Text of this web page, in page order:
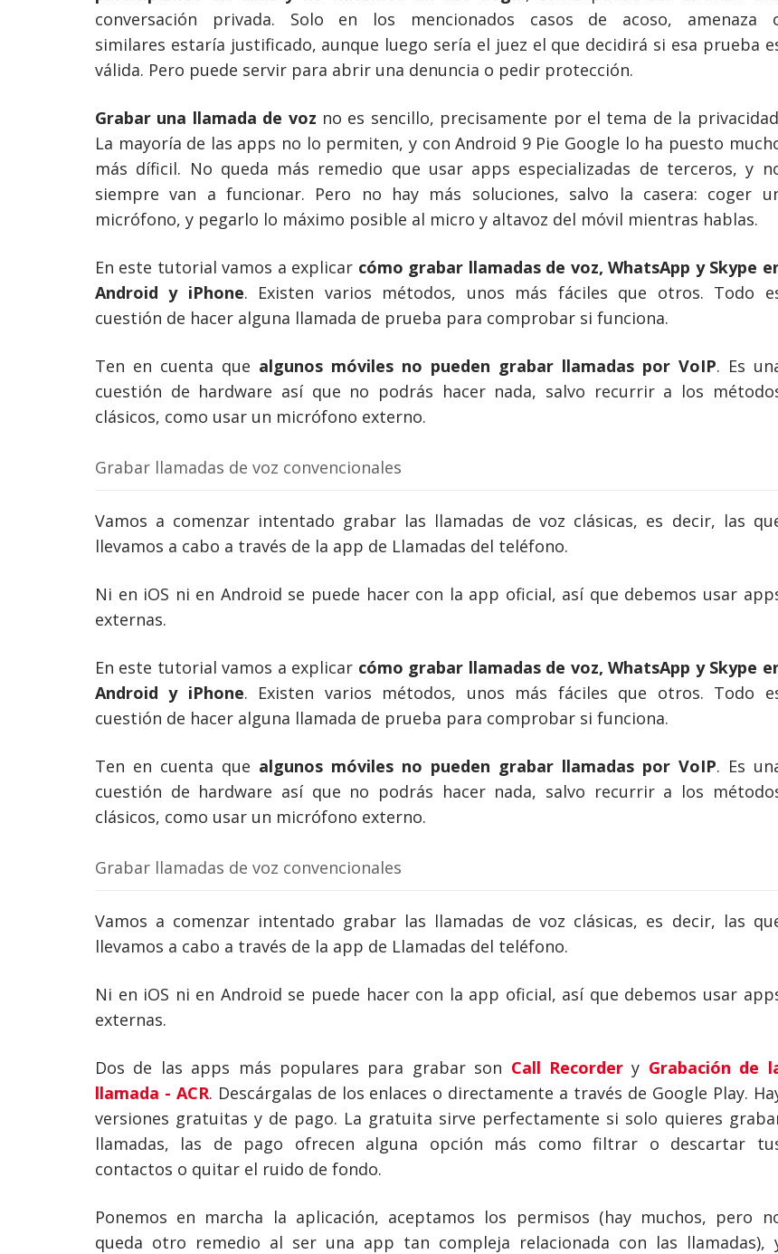
conversación privada. Solo en los mencionados casos de acoso, amenaza
similares estaría justificado, aunque luego sería el juez el que decidirá si esa prueba
válida. Pero puede servir para abrir una denuncia o pedir protección.
Grabar una llamada de voz no es sencillo, precisamente por el tema de la
La mayoría de las apps no lo permiten, y con Android 9 Pie Google lo ha puesto
más díficil. No queda más remedio que usar apps especializadas de terceros, y
siempre van a funcionar. Pero no hay más soluciones, salvo la casera: coger
micrófono, y pegarlo lo máximo posible al micro y altavoz del móvil mientras hablas.
En este tutorial vamos a explicar cómo grabar llamadas de voz, WhatsApp y Skype
Android y iPhone. Existen varios métodos, unos más fáciles que otros. Todo
cuestión de hacer alguna llamada de prueba para comprobar si funciona.
Ten en cuenta que algunos móviles no pueden grabar llamadas por VoIP. Es
cuestión de hardware así que no podrás hacer nada, salvo recurrir a los
clásicos, como usar un micrófono externo.
Grabar llamadas de voz convencionales
Vamos a comenzar intentado grabar las llamadas de voz clásicas, es decir, las
llevamos a cabo a través de la app de Llamadas del teléfono.
Ni en iOS ni en Android se puede hacer con la app oficial, así que debemos usar
externas.
En este tutorial vamos a explicar cómo grabar llamadas de voz, WhatsApp y Skype
Android y iPhone. Existen varios métodos, unos más fáciles que otros. Todo
cuestión de hacer alguna llamada de prueba para comprobar si funciona.
Ten en cuenta que algunos móviles no pueden grabar llamadas por VoIP. Es
cuestión de hardware así que no podrás hacer nada, salvo recurrir a los
clásicos, como usar un micrófono externo.
Grabar llamadas de voz convencionales
Vamos a comenzar intentado grabar las llamadas de voz clásicas, es decir, las
llevamos a cabo a través de la app de Llamadas del teléfono.
Ni en iOS ni en Android se puede hacer con la app oficial, así que debemos usar
externas.
Dos de las apps más populares para grabar son Call Recorder y Grabación de
llamada - ACR. Descárgalas de los enlaces o directamente a través de Google Play.
versiones gratuitas y de pago. La gratuita sirve perfectamente si solo quieres
llamadas, las de pago ofrecen alguna opción más como filtrar o descartar
contactos o quitar el ruido de fondo.
Ponemos en marcha la aplicación, aceptamos los permisos (hay muchos, pero
queda otro remedio al ser una app tan compleja relacionada con las llamadas),